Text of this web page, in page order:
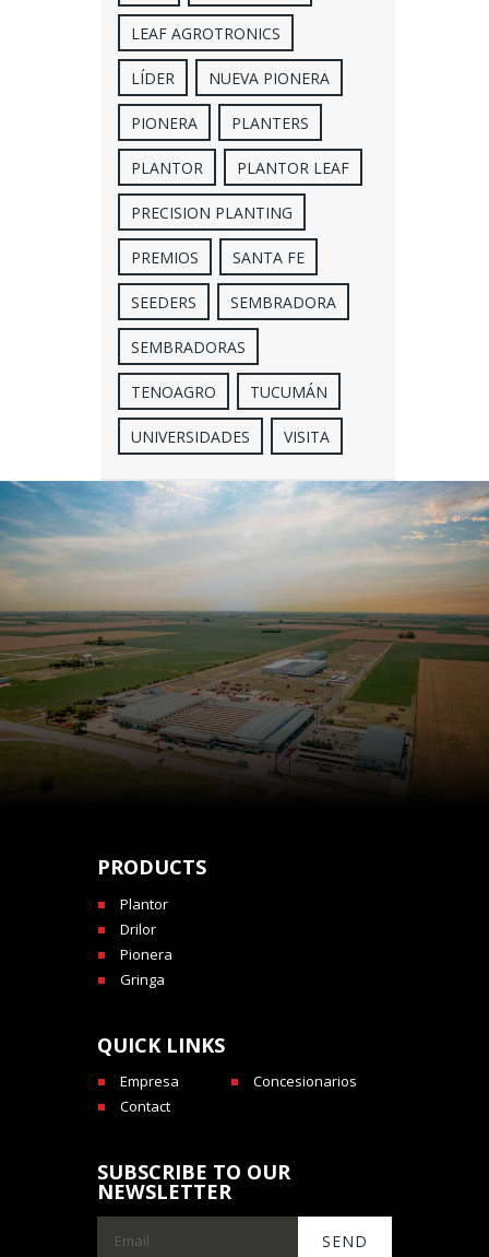
LEAF AGROTRONICS
LÍDER NUEVA PIONERA
PIONERA PLANTERS
PLANTOR PLANTOR LEAF
PRECISION PLANTING
PREMIOS SANTA FE
SEEDERS SEMBRADORA
SEMBRADORAS
TENOAGRO TUCUMÁN
UNIVERSIDADES VISITA
PRODUCTS
Plantor
Drilor
Pionera
Gringa
QUICK LINKS
Empresa
Concesionarios
Contact
SUBSCRIBE TO OUR
NEWSLETTER